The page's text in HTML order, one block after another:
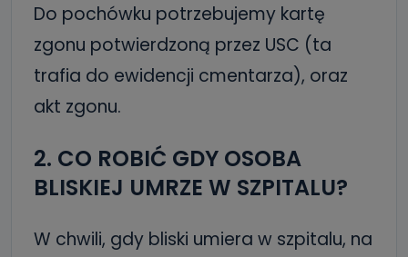
Do pochówku potrzebujemy kartę
zgonu potwierdzoną przez USC (ta
trafia do ewidencji cmentarza), oraz
akt zgonu.
2. CO ROBIĆ GDY OSOBA
BLISKIEJ UMRZE W SZPITALU?
W chwili, gdy bliski umiera w szpitalu, na